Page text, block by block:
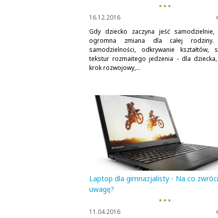
▪ ▪ ▪
16.12.2016
Gdy dziecko zaczyna jeść
ogromna zmiana dla całej rodziny.
samodzielności, odkrywanie kształtów,
tekstur rozmaitego jedzenia - dla
krok rozwojowy,...
Laptop dla gimnazjalisty - Na co
uwagę?
▪ ▪ ▪
11.04.2016